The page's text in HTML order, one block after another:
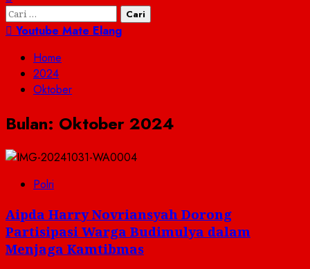
Cari
untuk:
Youtube Mate Elang
Home
2024
Oktober
Bulan: Oktober 2024
Polri
Aipda Harry Novriansyah Dorong
Partisipasi Warga Budimulya dalam
Menjaga Kamtibmas